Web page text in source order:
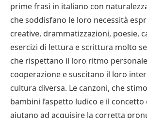
prime frasi in italiano con
che soddisfano le loro necessità
creative, drammatizzazioni, poesie,
esercizi di lettura e scrittura molto
che rispettano il loro ritmo
cooperazione e suscitano il loro
cultura diversa. Le canzoni, che
bambini l’aspetto ludico e il
aiutano ad acquisire la corretta